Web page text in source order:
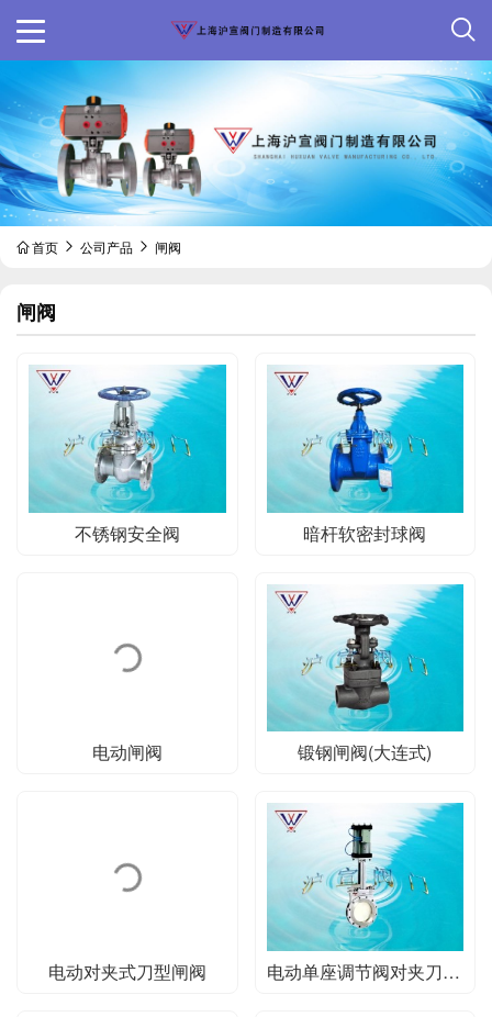
首页 公司产品 闸阀
闸阀
不锈钢安全阀 暗杆软密封球阀
电动闸阀 锻钢闸阀(大连式)
电动对夹式刀型闸阀 电动单座调节阀对夹刀型闸